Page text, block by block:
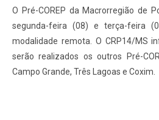
O Pré-COREP da Macrorregião de
segunda-feira (08) e terça-feira
modalidade remota. O CRP14/MS
serão realizados os outros Pré-
Campo Grande, Três Lagoas e Coxim.